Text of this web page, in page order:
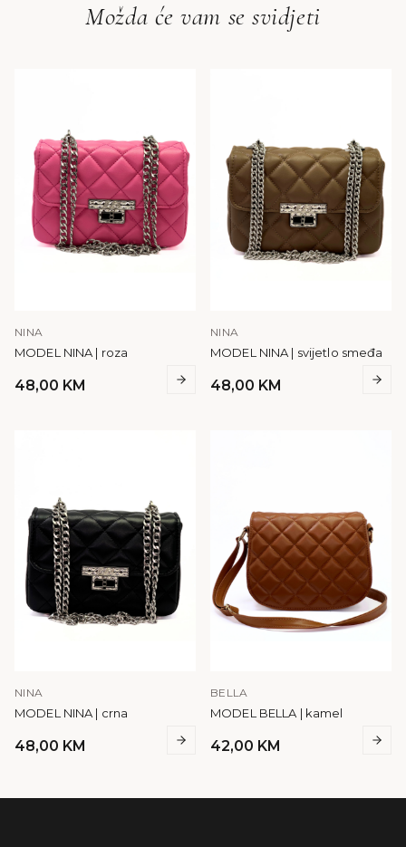
Možda će vam se svidjeti
NINA
MODEL NINA | roza
48,00 KM
NINA
MODEL NINA | svijetlo smeđa
48,00 KM
NINA
MODEL NINA | crna
48,00 KM
BELLA
MODEL BELLA | kamel
42,00 KM